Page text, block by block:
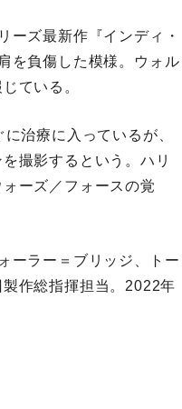
ーズ最新作『インディ・
を負傷した模様。ウォル
ている。
治療に入っているが、
撮影するという。ハリ
ーズ／フォースの覚
ーラー＝ブリッジ、トー
作総指揮担当。2022年